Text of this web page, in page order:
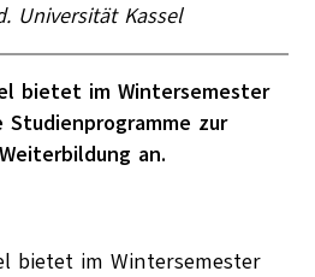
Universität Kassel
bietet im Wintersemester
Studienprogramme zur
an.
bietet im Wintersemester